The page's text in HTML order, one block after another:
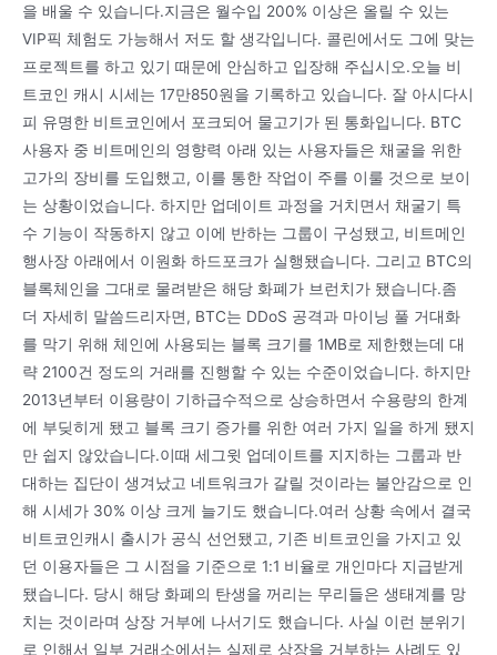
을 배울 수 있습니다.지금은 월수입 200% 이상은 올릴 수 있는
VIP픽 체험도 가능해서 저도 할 생각입니다. 콜린에서도 그에 맞는
프로젝트를 하고 있기 때문에 안심하고 입장해 주십시오.오늘 비
트코인 캐시 시세는 17만850원을 기록하고 있습니다. 잘 아시다시
피 유명한 비트코인에서 포크되어 물고기가 된 통화입니다. BTC
사용자 중 비트메인의 영향력 아래 있는 사용자들은 채굴을 위한
고가의 장비를 도입했고, 이를 통한 작업이 주를 이룰 것으로 보이
는 상황이었습니다. 하지만 업데이트 과정을 거치면서 채굴기 특
수 기능이 작동하지 않고 이에 반하는 그룹이 구성됐고, 비트메인
행사장 아래에서 이원화 하드포크가 실행됐습니다. 그리고 BTC의
블록체인을 그대로 물려받은 해당 화폐가 브런치가 됐습니다.좀
더 자세히 말씀드리자면, BTC는 DDoS 공격과 마이닝 풀 거대화
를 막기 위해 체인에 사용되는 블록 크기를 1MB로 제한했는데 대
략 2100건 정도의 거래를 진행할 수 있는 수준이었습니다. 하지만
2013년부터 이용량이 기하급수적으로 상승하면서 수용량의 한계
에 부딪히게 됐고 블록 크기 증가를 위한 여러 가지 일을 하게 됐지
만 쉽지 않았습니다.이때 세그윗 업데이트를 지지하는 그룹과 반
대하는 집단이 생겨났고 네트워크가 갈릴 것이라는 불안감으로 인
해 시세가 30% 이상 크게 늘기도 했습니다.여러 상황 속에서 결국
비트코인캐시 출시가 공식 선언됐고, 기존 비트코인을 가지고 있
던 이용자들은 그 시점을 기준으로 1:1 비율로 개인마다 지급받게
됐습니다. 당시 해당 화폐의 탄생을 꺼리는 무리들은 생태계를 망
치는 것이라며 상장 거부에 나서기도 했습니다. 사실 이런 분위기
로 인해서 일부 거래소에서는 실제로 상장을 거부하는 사례도 있